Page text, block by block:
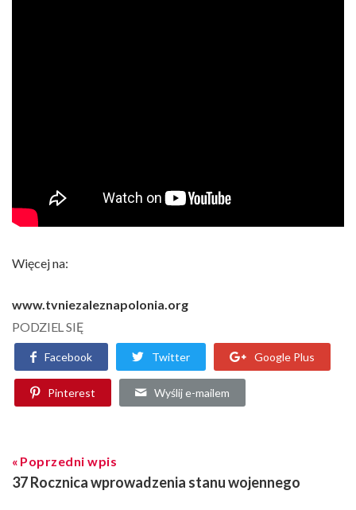
Więcej na:
www.tvniezaleznapolonia.org
PODZIEL SIĘ
Facebook Twitter Google Plus
Pinterest Wyślij e-mailem
Poprzedni wpis
37 Rocznica wprowadzenia stanu wojennego